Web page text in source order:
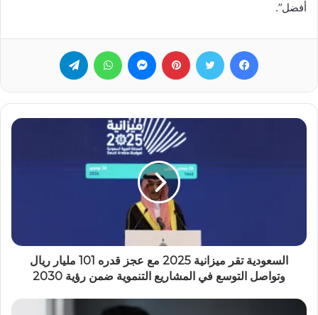
أفضل”.
فيسبوك تويتر بينتيريست ماسنجر واتساب
السعودية تقر ميزانية 2025 مع عجز قدره 101 مليار ريال
وتواصل التوسع في المشاريع التنموية ضمن رؤية 2030